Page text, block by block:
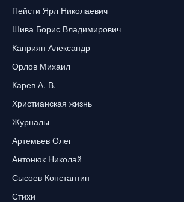
Пейсти Ярл Николаевич
Шива Борис Владимирович
Каприян Александр
Орлов Михаил
Карев А. В.
Христианская жизнь
Журналы
Артемьев Олег
Антонюк Николай
Сысоев Константин
Стихи